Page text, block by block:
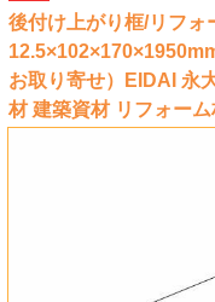
後付け上がり框/リフォ
お取り寄せ）EIDAI 永
材 建築資材 リフォーム